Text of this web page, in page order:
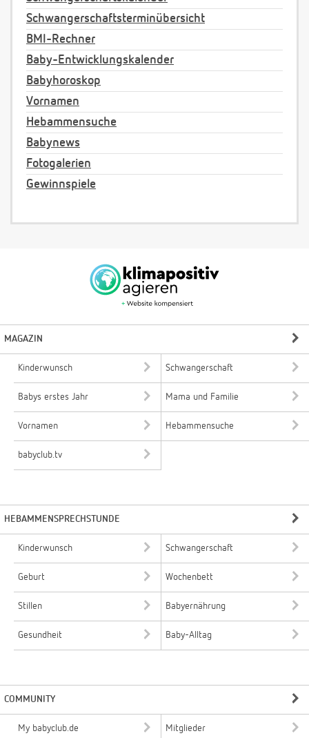
Schwangerschaftsterminübersicht
BMI-Rechner
Baby-Entwicklungskalender
Babyhoroskop
Vornamen
Hebammensuche
Babynews
Fotogalerien
Gewinnspiele
MAGAZIN
Kinderwunsch Schwangerschaft
Babys erstes Jahr Mama und Familie
Vornamen Hebammensuche
babyclub.tv
HEBAMMENSPRECHSTUNDE
Kinderwunsch Schwangerschaft
Geburt Wochenbett
Stillen Babyernährung
Gesundheit Baby-Alltag
COMMUNITY
My babyclub.de Mitglieder